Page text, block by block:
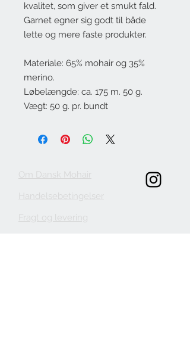
kvalitet, som giver et smukt fald.
Garnet egner sig godt til både
lette og mere faste produkter.
Materiale: 65% mohair og 35%
merino.
Løbelængde: ca. 175 m. 50 g.
Vægt: 50 g. pr. bundt
Om Dansk Mohair
Handelsebetingelser
Fragt og levering